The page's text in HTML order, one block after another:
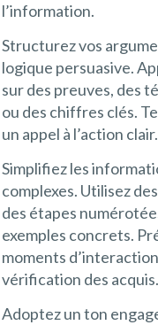
l’information.
Structurez vos
logique persuasive.
sur des preuves, des
ou des chiffres clés.
un appel à l’action clair.
Simplifiez les
complexes. Utilisez
des étapes
exemples concrets.
moments
vérification des acquis.
Adoptez un ton